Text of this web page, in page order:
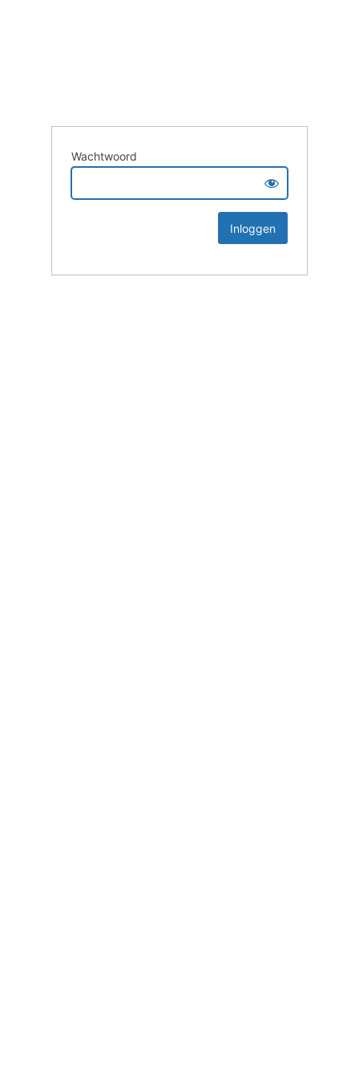
Wachtwoord